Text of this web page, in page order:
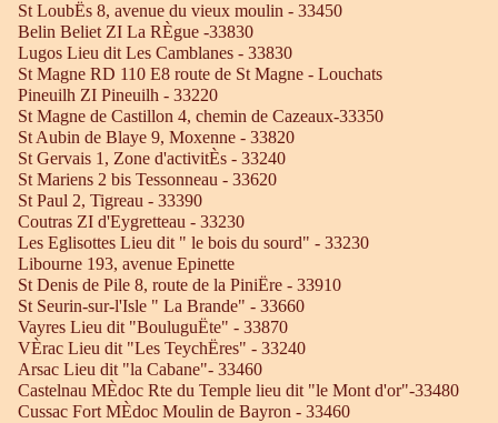
St LoubËs 8, avenue du vieux moulin - 33450
Belin Beliet ZI La RÈgue -33830
Lugos Lieu dit Les Camblanes - 33830
St Magne RD 110 E8 route de St Magne - Louchats
Pineuilh ZI Pineuilh - 33220
St Magne de Castillon 4, chemin de Cazeaux-33350
St Aubin de Blaye 9, Moxenne - 33820
St Gervais 1, Zone d'activitÈs - 33240
St Mariens 2 bis Tessonneau - 33620
St Paul 2, Tigreau - 33390
Coutras ZI d'Eygretteau - 33230
Les Eglisottes Lieu dit " le bois du sourd" - 33230
Libourne 193, avenue Epinette
St Denis de Pile 8, route de la PiniËre - 33910
St Seurin-sur-l'Isle " La Brande" - 33660
Vayres Lieu dit "BouluguËte" - 33870
VÈrac Lieu dit "Les TeychËres" - 33240
Arsac Lieu dit "la Cabane"- 33460
Castelnau MÈdoc Rte du Temple lieu dit "le Mont d'or"-33480
Cussac Fort MÈdoc Moulin de Bayron - 33460